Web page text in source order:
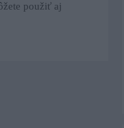
použiť aj